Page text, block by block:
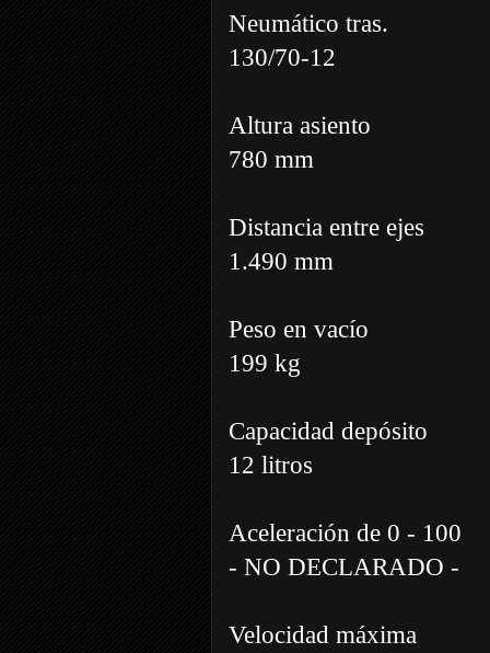
Neumático tras.
130/70-12
Altura asiento
780 mm
Distancia entre ejes
1.490 mm
Peso en vacío
199 kg
Capacidad depósito
12 litros
Aceleración de 0 - 100
- NO DECLARADO -
Velocidad máxima